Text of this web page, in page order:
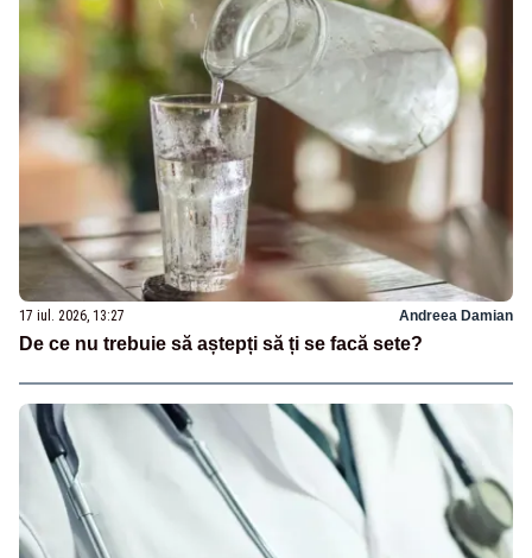
17 iul. 2026, 13:27 Andreea Damian
De ce nu trebuie să aștepți să ți se facă sete?